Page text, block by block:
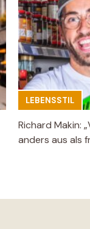
LEBENSSTIL
Richard Makin:
anders aus als